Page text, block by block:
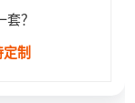
？
制